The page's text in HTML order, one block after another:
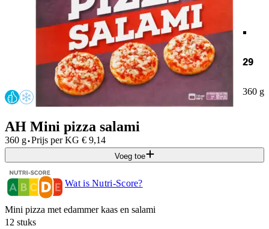
.
29
360 g
AH Mini pizza salami
360 g·Prijs per KG € 9,14
Voeg toe
Wat is Nutri-Score?
Mini pizza met edammer kaas en salami
12 stuks